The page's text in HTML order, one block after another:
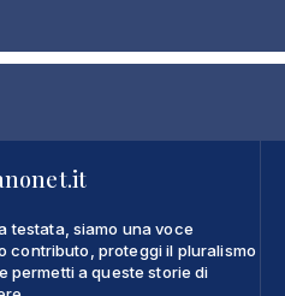
testata, siamo una voce
contributo, proteggi il pluralismo
permetti a queste storie di